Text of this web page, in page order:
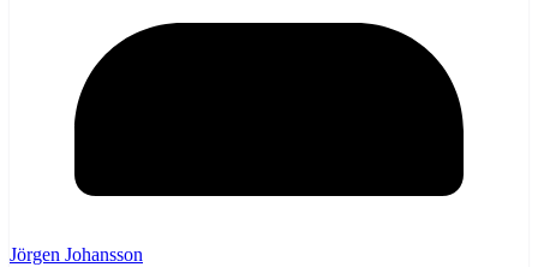
Jörgen Johansson